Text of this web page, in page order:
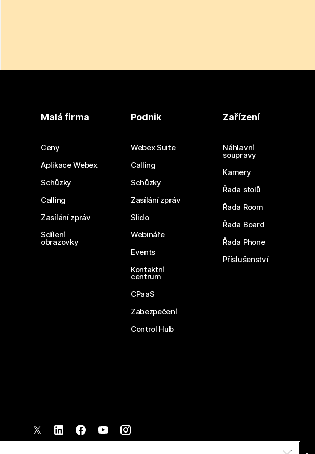
Malá firma
Ceny
Aplikace Webex
Schůzky
Calling
Zasílání zpráv
Sdílení
obrazovky
Podnik
Webex Suite
Calling
Schůzky
Zasílání zpráv
Slido
Webináře
Events
Kontaktní
centrum
CPaaS
Zabezpečení
Control Hub
Zařízení
Náhlavní
soupravy
Kamery
Řada stolů
Řada Room
Řada Board
Řada Phone
Příslušenství